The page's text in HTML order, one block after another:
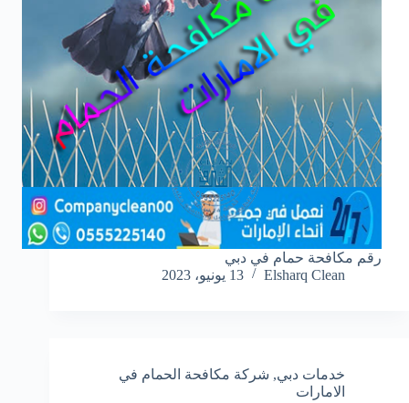
رقم مكافحة حمام في دبي
Elsharq Clean
13 يونيو، 2023
خدمات دبي, شركة مكافحة الحمام في
الامارات